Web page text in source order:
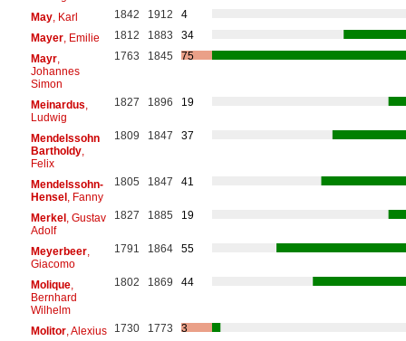
May, Karl 1842 1912
4
Mayer, Emilie 1812 1883
34
Mayr,
Johannes
Simon
1763 1845 75
Meinardus
Ludwig
1827 1896 19
Mendelssohn
Bartholdy,
Felix
1809 1847 37
Mendelssohn-
Hensel, Fanny
1805 1847 41
Merkel, Gustav
Adolf
1827 1885 19
Meyerbeer,
Giacomo
1791 1864 55
Molique,
Bernhard
Wilhelm
1802 1869 44
Molitor, Alexius 1730 1773
3